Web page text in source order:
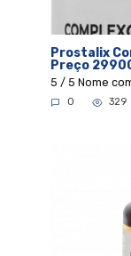
Prostalix
Preço
5 / 5 Nome
0 329